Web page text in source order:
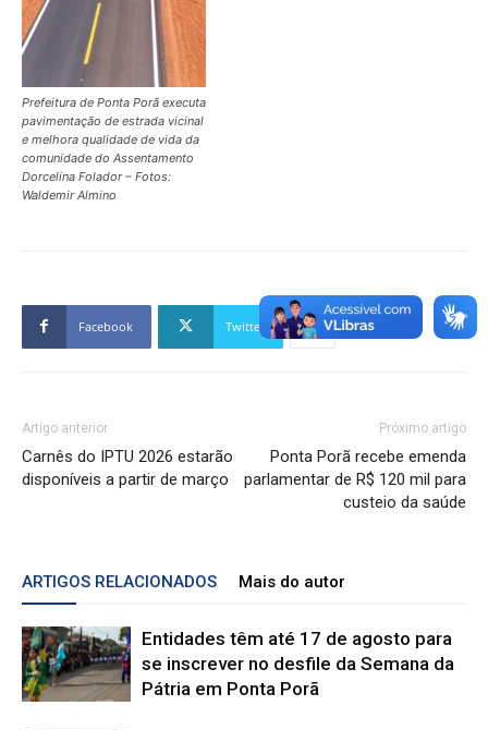
Prefeitura de Ponta Porã executa
pavimentação de estrada vicinal
e melhora qualidade de vida da
comunidade do Assentamento
Dorcelina Folador – Fotos:
Waldemir Almino
Facebook Twitter
Artigo anterior
Carnês do IPTU 2026 estarão
disponíveis a partir de março
Próximo artigo
Ponta Porã recebe emenda
parlamentar de R$ 120 mil para
custeio da saúde
ARTIGOS RELACIONADOS Mais do autor
Entidades têm até 17 de agosto para
se inscrever no desfile da Semana da
Pátria em Ponta Porã